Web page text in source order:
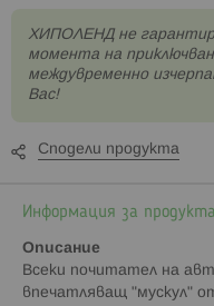
XИПОЛЕНД не
момента на
междувременно
Вас!
Сподели продукта
Информация за продукта
Описание
Всеки почитател на
впечатляващ "мускул"